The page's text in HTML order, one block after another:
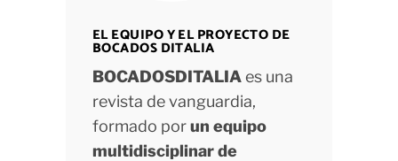
EL EQUIPO Y EL PROYECTO DE
BOCADOS DITALIA
BOCADOSDITALIAes una
revista de vanguardia,
formado porun equipo
multidisciplinar de